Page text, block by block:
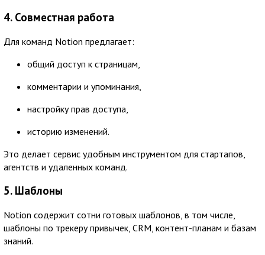
4. Совместная работа
Для команд Notion предлагает:
общий доступ к страницам,
комментарии и упоминания,
настройку прав доступа,
историю изменений.
Это делает сервис удобным инструментом для стартапов,
агентств и удаленных команд.
5. Шаблоны
Notion содержит сотни готовых шаблонов, в том числе,
шаблоны по трекеру привычек, CRM, контент-планам и базам
знаний.